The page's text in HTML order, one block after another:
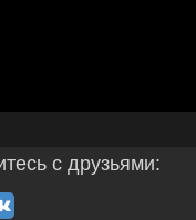
с друзьями: